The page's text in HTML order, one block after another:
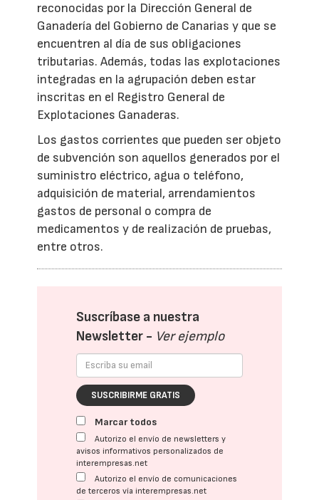
reconocidas por la Dirección General de
Ganadería del Gobierno de Canarias y que se
encuentren al día de sus obligaciones
tributarias. Además, todas las explotaciones
integradas en la agrupación deben estar
inscritas en el Registro General de
Explotaciones Ganaderas.
Los gastos corrientes que pueden ser objeto
de subvención son aquellos generados por el
suministro eléctrico, agua o teléfono,
adquisición de material, arrendamientos
gastos de personal o compra de
medicamentos y de realización de pruebas,
entre otros.
Suscríbase a nuestra
Newsletter - Ver ejemplo
SUSCRIBIRME GRATIS
Marcar todos
Autorizo el envío de newsletters y
avisos informativos personalizados de
interempresas.net
Autorizo el envío de comunicaciones
de terceros vía interempresas.net